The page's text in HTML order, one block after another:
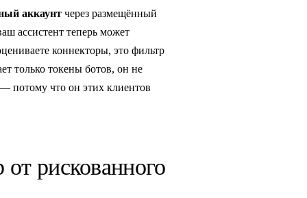
аккаунт через размещённый
ассистент теперь может
коннекторы, это фильтр
только токены ботов, он не
потому что он этих клиентов
рискованного